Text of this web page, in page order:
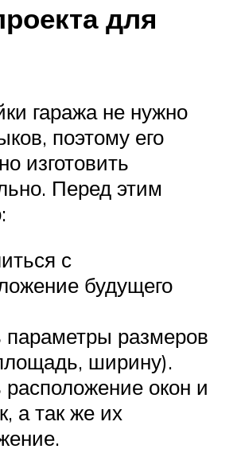
для
гаража не нужно
поэтому его
изготовить
Перед этим
с
будущего
параметры размеров
ширину).
окон и
а так же их